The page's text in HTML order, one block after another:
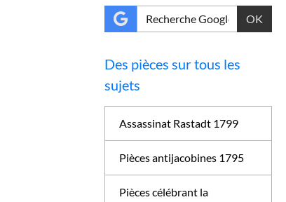
OK
Des pièces sur tous les
sujets
Assassinat Rastadt 1799
Pièces antijacobines 1795
Pièces célébrant la